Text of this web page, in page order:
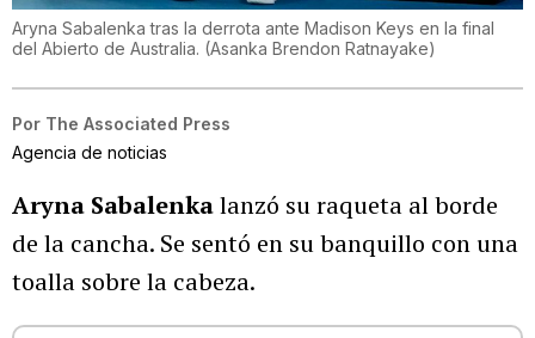
Aryna Sabalenka tras la derrota ante Madison Keys en la final
del Abierto de Australia. (Asanka Brendon Ratnayake)
Por The Associated Press
Agencia de noticias
Aryna Sabalenkalanzó su raqueta al borde
de la cancha. Se sentó en su banquillo con una
toalla sobre la cabeza.